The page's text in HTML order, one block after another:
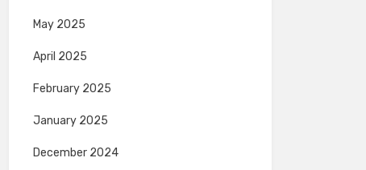
May 2025
April 2025
February 2025
January 2025
December 2024